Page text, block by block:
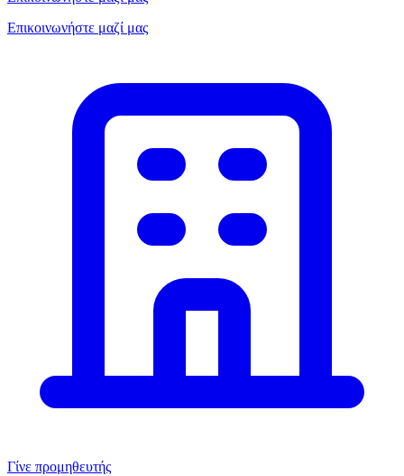
Επικοινωνήστε μαζί μας
Γίνε προμηθευτής